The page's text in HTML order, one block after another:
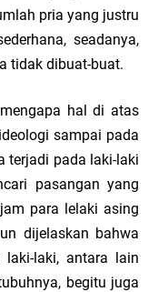
pria yang justru
seadanya,
tidak dibuat-buat.
hal di atas
sampai pada
terjadi pada laki-laki
pasangan yang
para lelaki asing
dijelaskan bahwa
laki-laki, antara lain
begitu juga